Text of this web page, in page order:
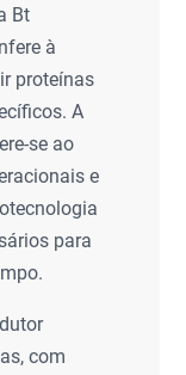
Bt
à
proteínas
A
se ao
e
para
com